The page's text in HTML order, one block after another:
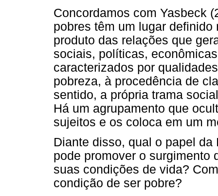
Concordamos com Yasbeck
pobres têm um lugar
produto das relações que
sociais, políticas,
caracterizados por
pobreza, à procedência de
sentido, a própria trama
Há um agrupamento que
sujeitos e os coloca em um
Diante disso, qual o papel
pode promover o surgimento
suas condições de vida?
condição de ser pobre?